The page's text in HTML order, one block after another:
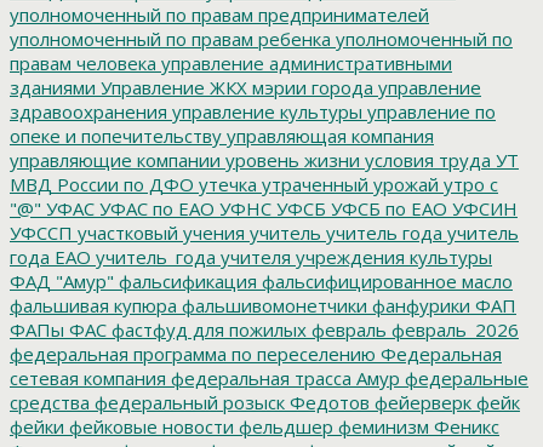
уполномоченный по правам предпринимателей
уполномоченный по правам ребенка уполномоченный по
правам человека управление административными
зданиями Управление ЖКХ мэрии города управление
здравоохранения управление культуры управление по
опеке и попечительству управляющая компания
управляющие компании уровень жизни условия труда УТ
МВД России по ДФО утечка утраченный урожай утро с
"@" УФАС УФАС по ЕАО УФНС УФСБ УФСБ по ЕАО УФСИН
УФССП участковый учения учитель учитель года учитель
года ЕАО учитель_года учителя учреждения культуры
ФАД "Амур" фальсификация фальсифицированное масло
фальшивая купюра фальшивомонетчики фанфурики ФАП
ФАПы ФАС фастфуд для пожилых февраль февраль_2026
федеральная программа по переселению Федеральная
сетевая компания федеральная трасса Амур федеральные
средства федеральный розыск Федотов фейерверк фейк
фейки фейковые новости фельдшер феминизм Феникс